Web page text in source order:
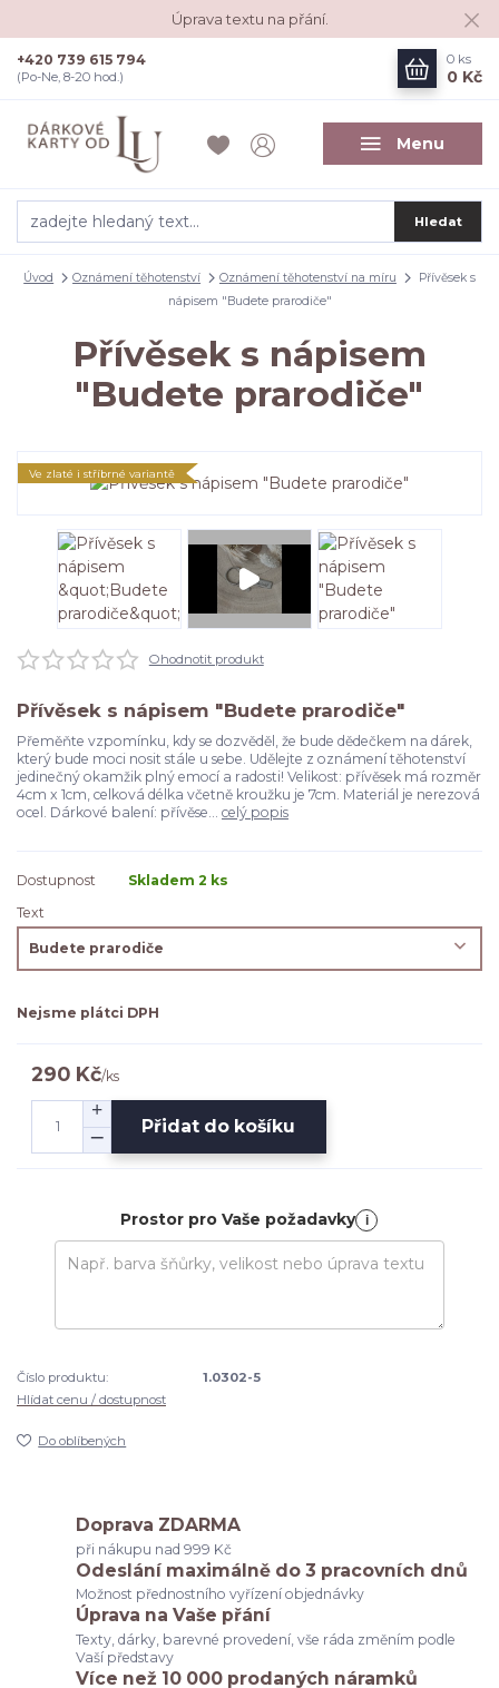
Úprava textu na přání.
Menu
Hledat
+420 739 615 794
(Po-Ne, 8-20 hod.)
0 ks
0 Kč
Úvod Oznámení těhotenství Oznámení těhotenství na míru
Přívěsek s
nápisem "Budete prarodiče"
Přívěsek s nápisem
"Budete prarodiče"
Ve zlaté i stříbrné variantě
Ohodnotit produkt
Přívěsek s nápisem "Budete prarodiče"
Přeměňte vzpomínku, kdy se dozvěděl, že bude dědečkem na dárek,
který bude moci nosit stále u sebe. Udělejte z oznámení těhotenství
jedinečný okamžik plný emocí a radosti! Velikost: přívěsek má rozměr
4cm x 1cm, celková délka včetně kroužku je 7cm. Materiál je nerezová
ocel. Dárkové balení: přívěse... celý popis
Dostupnost
Skladem 2 ks
Text
Nejsme plátci DPH
290 Kč/ks
Přidat do košíku
Prostor pro Vaše požadavky i
Číslo produktu:
1.0302-5
Hlídat cenu / dostupnost
Do oblíbených
Doprava ZDARMA
při nákupu nad 999 Kč
Odeslání maximálně do 3 pracovních dnů
Možnost přednostního vyřízení objednávky
Úprava na Vaše přání
Texty, dárky, barevné provedení, vše ráda změním podle
Vaší představy
Více než 10 000 prodaných náramků